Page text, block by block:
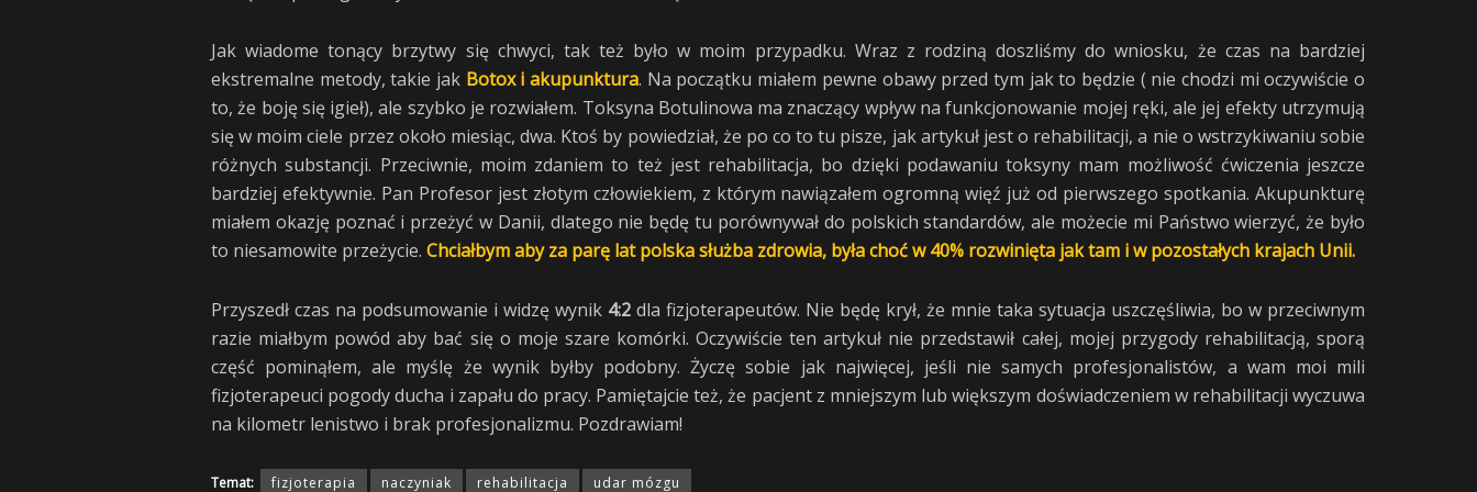
Jak wiadome tonący brzytwy się chwyci, tak też było w moim przypadku. Wraz z rodziną doszliśmy do wniosku, że czas na bardziej
ekstremalne metody, takie jak Botox i akupunktura. Na początku miałem pewne obawy przed tym jak to będzie ( nie chodzi mi oczywiście o
to, że boję się igieł), ale szybko je rozwiałem. Toksyna Botulinowa ma znaczący wpływ na funkcjonowanie mojej ręki, ale jej efekty utrzymują
się w moim ciele przez około miesiąc, dwa. Ktoś by powiedział, że po co to tu pisze, jak artykuł jest o rehabilitacji, a nie o wstrzykiwaniu sobie
różnych substancji. Przeciwnie, moim zdaniem to też jest rehabilitacja, bo dzięki podawaniu toksyny mam możliwość ćwiczenia jeszcze
bardziej efektywnie. Pan Profesor jest złotym człowiekiem, z którym nawiązałem ogromną więź już od pierwszego spotkania. Akupunkturę
miałem okazję poznać i przeżyć w Danii, dlatego nie będę tu porównywał do polskich standardów, ale możecie mi Państwo wierzyć, że było
to niesamowite przeżycie. Chciałbym aby za parę lat polska służba zdrowia, była choć w 40% rozwinięta jak tam i w pozostałych krajach Unii.
Przyszedł czas na podsumowanie i widzę wynik 4:2 dla fizjoterapeutów. Nie będę krył, że mnie taka sytuacja uszczęśliwia, bo w przeciwnym
razie miałbym powód aby bać się o moje szare komórki. Oczywiście ten artykuł nie przedstawił całej, mojej przygody rehabilitacją, sporą
część pominąłem, ale myślę że wynik byłby podobny. Życzę sobie jak najwięcej, jeśli nie samych profesjonalistów, a wam moi mili
fizjoterapeuci pogody ducha i zapału do pracy. Pamiętajcie też, że pacjent z mniejszym lub większym doświadczeniem w rehabilitacji wyczuwa
na kilometr lenistwo i brak profesjonalizmu. Pozdrawiam!
Temat: fizjoterapia naczyniak rehabilitacja udar mózgu